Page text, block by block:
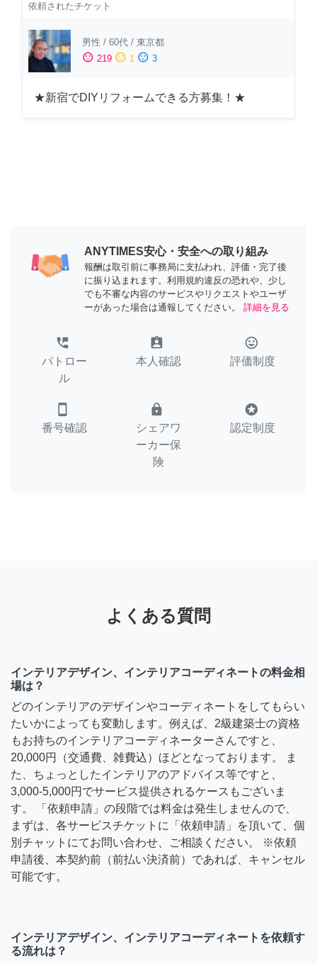
依頼されたチケット
男性 / 60代 / 東京都
sentiment_satisfied 219 sentiment_neutral 1 sentiment_dissatisfied 3
★新宿でDIYリフォームできる方募集！★
ANYTIMES安心・安全への取り組み
報酬は取引前に事務局に支払われ、評価・完了後
に振り込まれます。利用規約違反の恐れや、少し
でも不審な内容のサービスやリクエストやユーザ
ーがあった場合は通報してください。
詳細を見る
perm_phone_msg
パトロー
ル
assignment_ind
本人確認
tag_faces
評価制度
smartphone
番号確認
lock
シェアワ
ーカー保
険
stars
認定制度
よくある質問
インテリアデザイン、インテリアコーディネートの料金相
場は？
どのインテリアのデザインやコーディネートをしてもらい
たいかによっても変動します。例えば、2級建築士の資格
もお持ちのインテリアコーディネーターさんですと、
20,000円（交通費、雑費込）ほどとなっております。 ま
た、ちょっとしたインテリアのアドバイス等ですと、
3,000-5,000円でサービス提供されるケースもございま
す。 「依頼申請」の段階では料金は発生しませんので、
まずは、各サービスチケットに「依頼申請」を頂いて、個
別チャットにてお問い合わせ、ご相談ください。 ※依頼
申請後、本契約前（前払い決済前）であれば、キャンセル
可能です。
インテリアデザイン、インテリアコーディネートを依頼す
る流れは？